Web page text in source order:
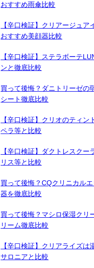
おすすめ雨傘比較
【辛口検証】クリアージュア
おすすめ美顔器比較
【辛口検証】ステラボーテ
ンと徹底比較
買って後悔？ダニトリーゼの
シート徹底比較
【辛口検証】クリオのティン
ペラ等と比較
【辛口検証】ダクトレスクー
リス等と比較
買って後悔？CQクリニカル
器を徹底比較
買って後悔？マシロ保湿クリ
リーム徹底比較
【辛口検証】クリアライズは
サロニアと比較